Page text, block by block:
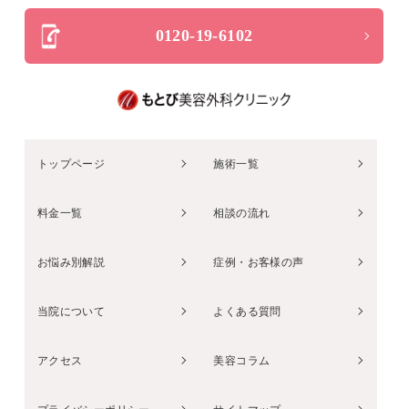
0120-19-6102
トップページ 施術一覧
料金一覧 相談の流れ
お悩み別解説 症例・お客様の声
当院について よくある質問
アクセス 美容コラム